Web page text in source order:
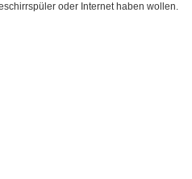
oder Internet haben wollen.